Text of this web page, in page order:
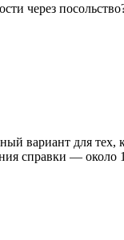
через
вариант для
справки —